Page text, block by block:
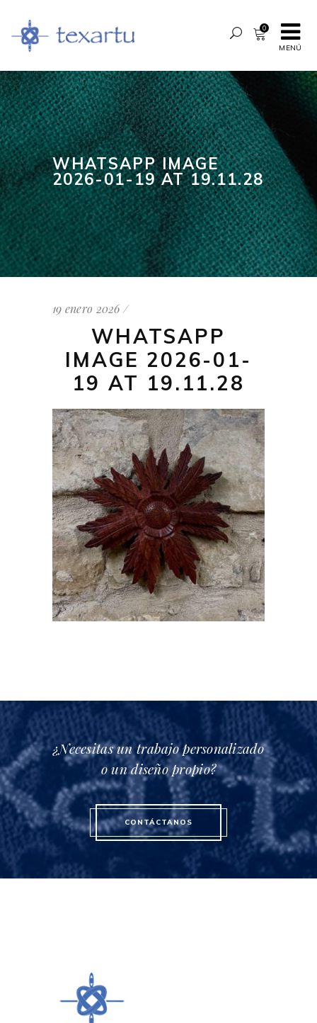
MENÚ
0
WHATSAPP IMAGE
2026-01-19 AT 19.11.28
19 enero 2026
WHATSAPP
IMAGE 2026-01-
19 AT 19.11.28
¿Necesitas un trabajo personalizado
o un diseño propio?
CONTÁCTANOS